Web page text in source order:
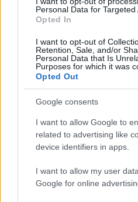
Personal Data for Targeted
Opted In
I want to opt-out of
Retention, Sale, and/or
Personal Data that Is
Purposes for which it was
Opted Out
Google consents
I want to allow Google to
related to advertising like
device identifiers in apps.
I want to allow my user
Google for online
Dippel: Viharos lég
Izara 3.
BBerni86•2023. június 20.
Fülszöveg: Ari biztos
Luciant, ezért a felelős
bosszút álljon szerelméért.
első számú gyanúsítottja,
nem hagyja, hogy sarokba
zsákutcába fut, ezért